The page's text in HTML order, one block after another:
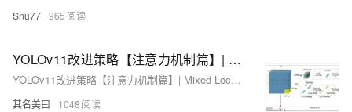
Snu77 965
YOLOv11改进策略【注意力机制篇】| Mixed Local Channel Attention (MLCA) 同时融合通道、空间、局部信息和全局信息的新型注意力
YOLOv11改进策略【注意力机制篇】| Mixed Local Channel Attention (MLCA) 同时融合通道、空间、局部信息和全局信息的新型注意力
其名美曰 1048